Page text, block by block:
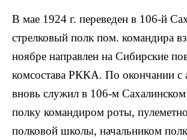
В мае 1924 г. переведен в 106-й
стрелковый полк пом. командира
ноябре направлен на Сибирские
комсостава РККА. По окончании с
вновь служил в 106-м Сахалинском
полку командиром роты,
полковой школы, начальником